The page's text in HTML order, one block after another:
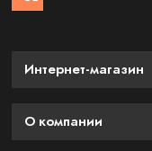
Интернет-магазин
О компании